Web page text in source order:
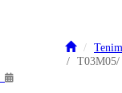
T03M05/